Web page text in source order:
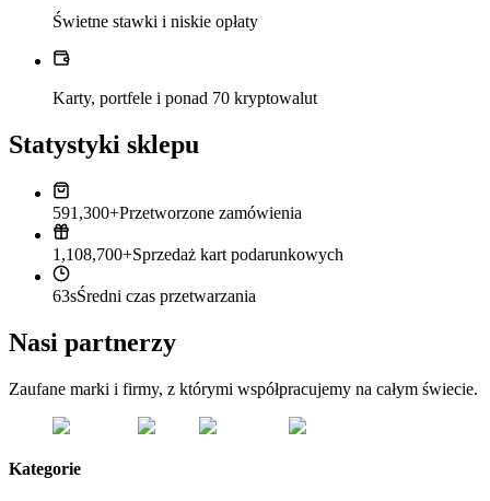
Świetne stawki i niskie opłaty
Karty, portfele i ponad 70 kryptowalut
Statystyki sklepu
591,300+Przetworzone zamówienia
1,108,700+Sprzedaż kart podarunkowych
63sŚredni czas przetwarzania
Nasi partnerzy
Zaufane marki i firmy, z którymi współpracujemy na całym świecie.
Kategorie